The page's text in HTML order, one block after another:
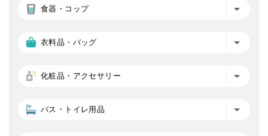
食器・コップ
衣料品・バッグ
化粧品・アクセサリー
バス・トイレ用品